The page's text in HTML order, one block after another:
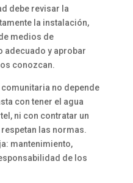
debe revisar la
la instalación,
medios de
adecuado y aprobar
conozcan.
no depende
con tener el agua
ni con contratar un
las normas.
mantenimiento,
de los